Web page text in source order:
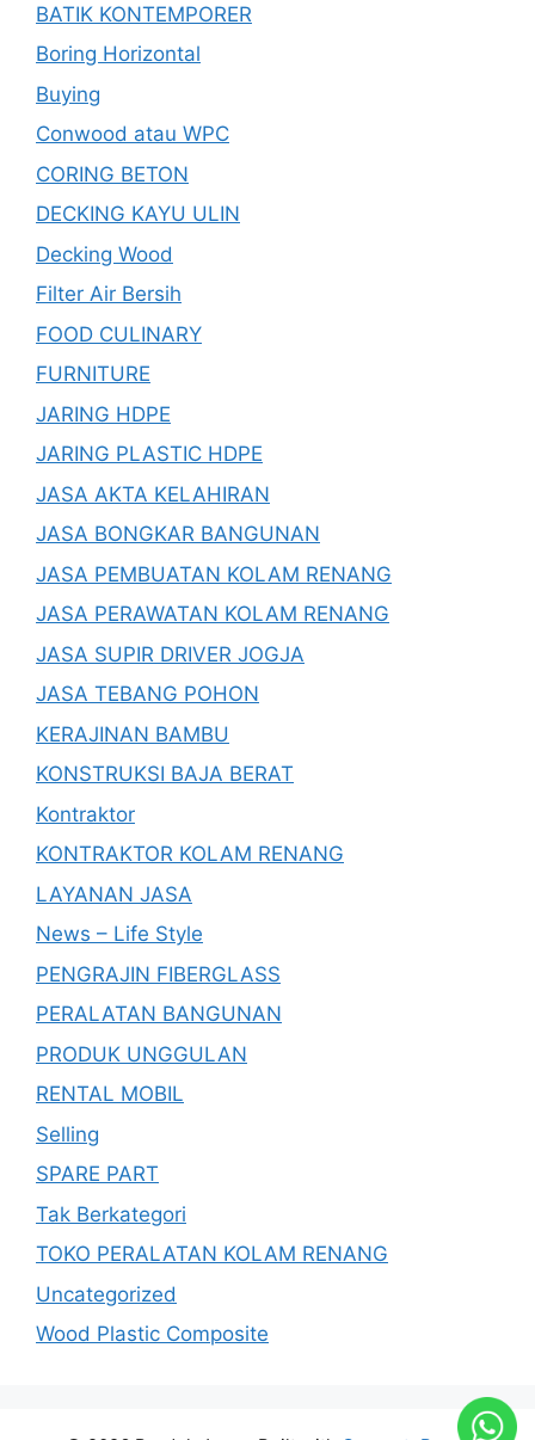
BATIK KONTEMPORER
Boring Horizontal
Buying
Conwood atau WPC
CORING BETON
DECKING KAYU ULIN
Decking Wood
Filter Air Bersih
FOOD CULINARY
FURNITURE
JARING HDPE
JARING PLASTIC HDPE
JASA AKTA KELAHIRAN
JASA BONGKAR BANGUNAN
JASA PEMBUATAN KOLAM RENANG
JASA PERAWATAN KOLAM RENANG
JASA SUPIR DRIVER JOGJA
JASA TEBANG POHON
KERAJINAN BAMBU
KONSTRUKSI BAJA BERAT
Kontraktor
KONTRAKTOR KOLAM RENANG
LAYANAN JASA
News – Life Style
PENGRAJIN FIBERGLASS
PERALATAN BANGUNAN
PRODUK UNGGULAN
RENTAL MOBIL
Selling
SPARE PART
Tak Berkategori
TOKO PERALATAN KOLAM RENANG
Uncategorized
Wood Plastic Composite